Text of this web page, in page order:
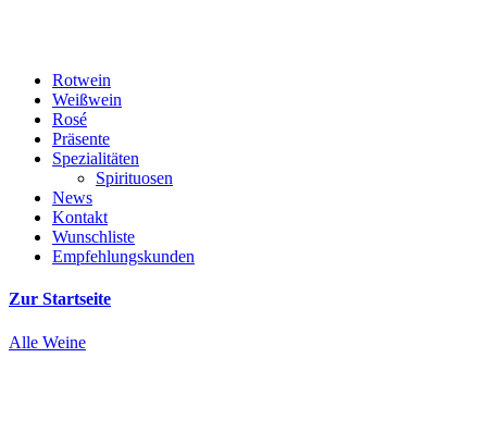
Rotwein
Weißwein
Rosé
Präsente
Spezialitäten
Spirituosen
News
Kontakt
Wunschliste
Empfehlungskunden
Zur Startseite
Alle Weine